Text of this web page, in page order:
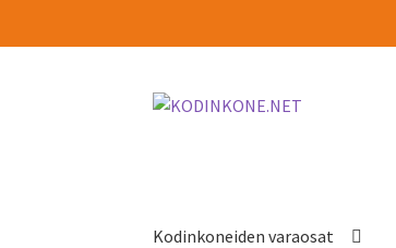
Siirry
Siirry
Kodinkoneiden varaosat